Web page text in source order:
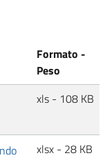
Formato -
Peso
xls - 108 KB
xlsx - 28 KB